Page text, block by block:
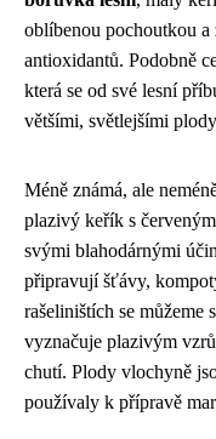
oblíbenou pochoutkou
antioxidantů. Podobně
která se od své lesní
většími, světlejšími
Méně známá, ale
plazivý keřík s
svými blahodárnými
připravují šťávy,
rašeliništích se můžeme
vyznačuje plazivým
chutí. Plody vlochyně
používaly k přípravě